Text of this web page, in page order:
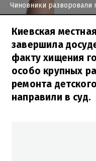
Чиновники разворовали
Киевская
завершила
факту хищения
особо крупных
ремонта
направили в суд.